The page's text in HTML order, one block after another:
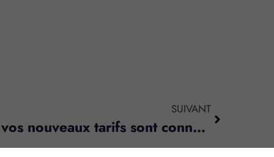
Personnalisez vos préférences pour
SUIVANT
Huissiers de justice : vos nouveaux tarifs sont connus !